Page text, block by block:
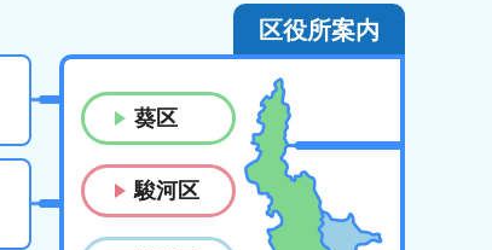
区役所案内
葵区
駿河区